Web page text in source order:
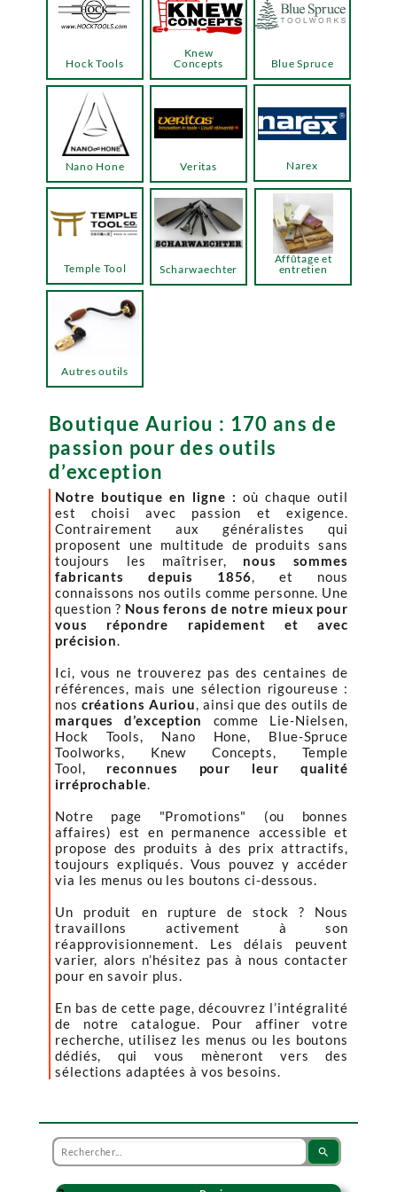
Boutique Auriou : 170 ans de
passion pour des outils
d’exception
Notre boutique en ligne : où chaque outil
est choisi avec passion et exigence.
Contrairement aux généralistes qui
proposent une multitude de produits sans
toujours les maîtriser, nous sommes
fabricants depuis 1856, et nous
connaissons nos outils comme personne. Une
question ? Nous ferons de notre mieux pour
vous répondre rapidement et avec
précision.
Ici, vous ne trouverez pas des centaines de
références, mais une sélection rigoureuse :
nos créations Auriou, ainsi que des outils de
marques d’exception
comme Lie-Nielsen,
Hock Tools, Nano Hone, Blue-Spruce
Toolworks, Knew Concepts, Temple
Tool, reconnues pour leur qualité
irréprochable.
Notre page "Promotions" (ou bonnes
affaires) est en permanence accessible et
propose des produits à des prix attractifs,
toujours expliqués. Vous pouvez y accéder
via les menus ou les boutons ci-dessous.
Un produit en rupture de stock ? Nous
travaillons activement à son
réapprovisionnement. Les délais peuvent
varier, alors n’hésitez pas à nous contacter
pour en savoir plus.
En bas de cette page, découvrez l’intégralité
de notre catalogue. Pour affiner votre
recherche, utilisez les menus ou les boutons
dédiés, qui vous mèneront vers des
sélections adaptées à vos besoins.
Hock Tools
Knew
Concepts
Temple Tool
Blue Spruce
Narex
Veritas
Nano Hone
Autres outils
Scharwaechter
Affûtage et
entretien
search